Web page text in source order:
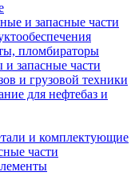
и запасные части
пломбираторы
запасные части
и грузовой техники
для нефтебаз и
и комплектующие
части